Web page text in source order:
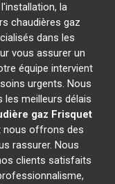
la
chaudières gaz
dans les
vous assurer un
équipe intervient
urgents. Nous
les meilleurs délais
gaz Frisquet
offrons des
rassurer. Nous
clients satisfaits